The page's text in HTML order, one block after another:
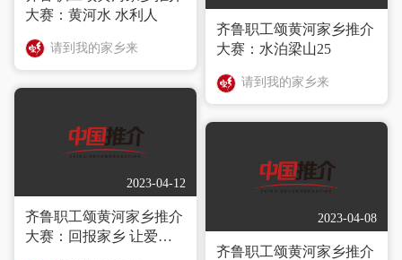
大赛：黄河水 水利人
请到我的家乡来
2023-04-12
齐鲁职工颂黄河家乡推介
大赛：回报家乡 让爱走
齐鲁职工颂黄河家乡推介
大赛：水泊梁山25
请到我的家乡来
2023-04-08
齐鲁职工颂黄河家乡推介